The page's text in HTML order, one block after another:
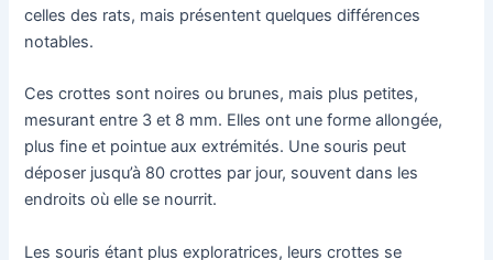
celles des rats, mais présentent quelques différences
notables.
Ces crottes sont noires ou brunes, mais plus petites,
mesurant entre 3 et 8 mm. Elles ont une forme allongée,
plus fine et pointue aux extrémités. Une souris peut
déposer jusqu’à 80 crottes par jour, souvent dans les
endroits où elle se nourrit.
Les souris étant plus exploratrices, leurs crottes se